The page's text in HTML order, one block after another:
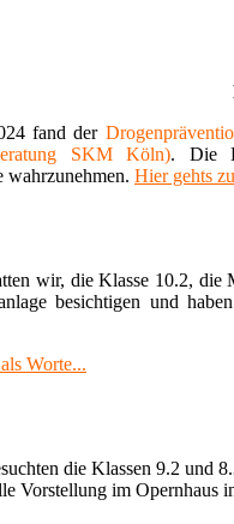
fand der
SKM Köln). Die
wahrzunehmen. Hier gehts
wir, die Klasse 10.2, die
besichtigen und
Worte...
die Klassen 9.2 und
Vorstellung im Opernhaus